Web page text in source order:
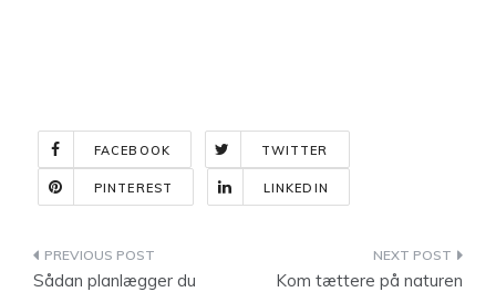
FACEBOOK TWITTER
PINTEREST LINKEDIN
Indlægsnavigation
Sådan planlægger du
Kom tættere på naturen